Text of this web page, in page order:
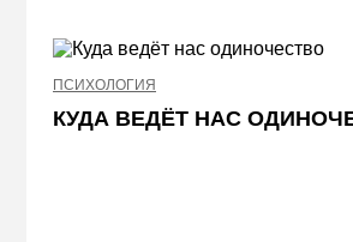
ПСИХОЛОГИЯ
КУДА ВЕДЁТ НАС